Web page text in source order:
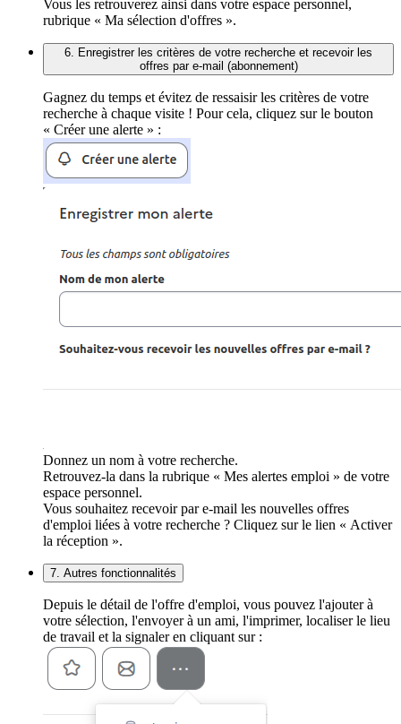
Vous les retrouverez ainsi dans votre espace personnel,
rubrique « Ma sélection d'offres ».
6. Enregistrer les critères de votre recherche et recevoir les
offres par e-mail (abonnement)
Gagnez du temps et évitez de ressaisir les critères de votre
recherche à chaque visite ! Pour cela, cliquez sur le bouton
« Créer une alerte » :
Donnez un nom à votre recherche.
Retrouvez-la dans la rubrique « Mes alertes emploi » de votre
espace personnel.
Vous souhaitez recevoir par e-mail les nouvelles offres
d'emploi liées à votre recherche ? Cliquez sur le lien « Activer
la réception ».
7. Autres fonctionnalités
Depuis le détail de l'offre d'emploi, vous pouvez l'ajouter à
votre sélection, l'envoyer à un ami, l'imprimer, localiser le lieu
de travail et la signaler en cliquant sur :